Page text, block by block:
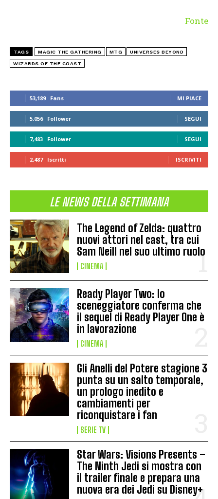
53,189 Fans MI PIACE
5,056 Follower SEGUI
7,483 Follower SEGUI
2,487 Iscritti ISCRIVITI
LE NEWS DELLA SETTIMANA
The Legend of Zelda: quattro
nuovi attori nel cast, tra cui
Sam Neill nel suo ultimo ruolo
CINEMA
Ready Player Two: lo
sceneggiatore conferma che
il sequel di Ready Player One è
in lavorazione
CINEMA
Gli Anelli del Potere stagione 3
punta su un salto temporale,
un prologo inedito e
cambiamenti per
riconquistare i fan
SERIE TV
Star Wars: Visions Presents –
The Ninth Jedi si mostra con
il trailer finale e prepara una
nuova era dei Jedi su Disney+
Fonte
TAGS MAGIC THE GATHERING MTG UNIVERSES BEYOND
WIZARDS OF THE COAST